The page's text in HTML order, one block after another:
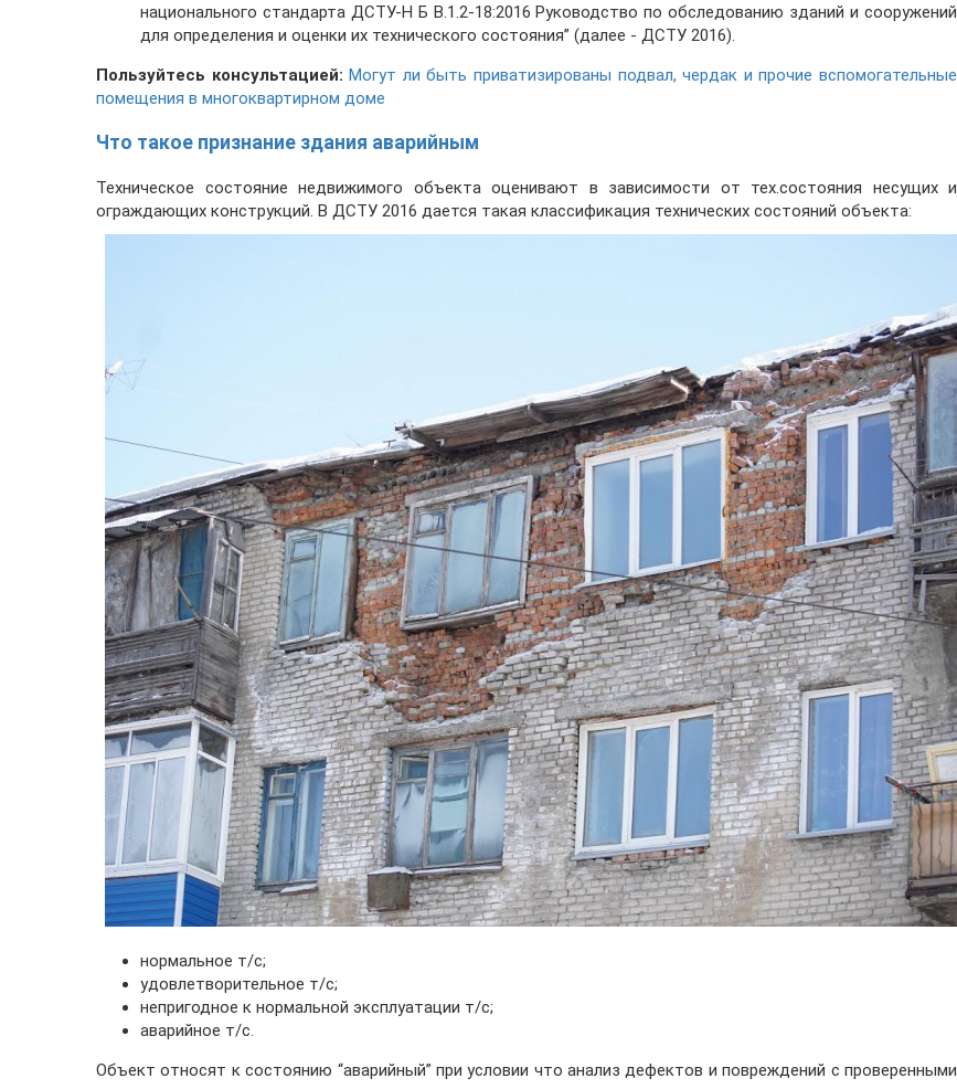
национального стандарта ДСТУ-Н Б В.1.2-18:2016 Руководство по обследованию зданий и сооружений
для определения и оценки их технического состояния” (далее - ДСТУ 2016).
Пользуйтесь консультацией: Могут ли быть приватизированы подвал, чердак и прочие вспомогательные
помещения в многоквартирном доме
Что такое признание здания аварийным
Техническое состояние недвижимого объекта оценивают в зависимости от тех.состояния несущих и
ограждающих конструкций. В ДСТУ 2016 дается такая классификация технических состояний объекта:
нормальное т/с;
удовлетворительное т/с;
непригодное к нормальной эксплуатации т/с;
аварийное т/с.
Объект относят к состоянию “аварийный” при условии что анализ дефектов и повреждений с проверенными